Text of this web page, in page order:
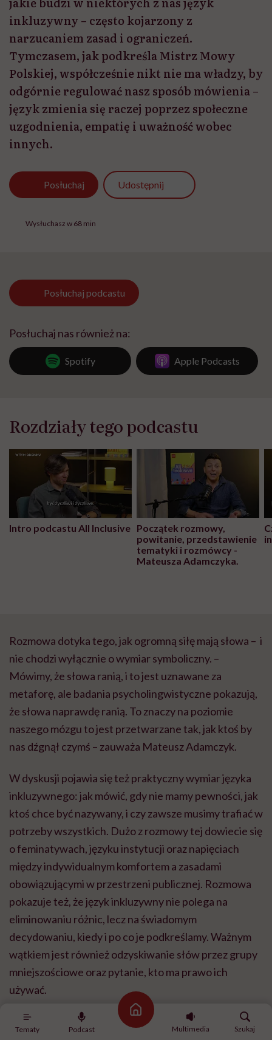
Tematy Podcast
Strona główna
Multimedia
Szukaj
inkluzywny – często kojarzony z
narzucaniem zasad i ograniczeń.
Tymczasem, jak podkreśla Mistrz Mowy
Polskiej, współcześnie nikt nie ma władzy, by
odgórnie regulować nasz sposób mówienia –
język zmienia się raczej poprzez społeczne
uzgodnienia, empatię i uważność wobec
innych.
Posłuchaj Udostępnij
Wysłuchasz w 68 min
Posłuchaj podcastu
Posłuchaj nas również na:
Spotify Apple Podcasts
Rozdziały tego podcastu
Intro podcastu All Inclusive Początek rozmowy,
powitanie, przedstawienie
tematyki i rozmówcy -
Mateusza Adamczyka.
Rozmowa dotyka tego, jak ogromną siłę mają słowa – i
nie chodzi wyłącznie o wymiar symboliczny. –
Mówimy, że słowa ranią, i to jest uznawane za
metaforę, ale badania psycholingwistyczne pokazują,
że słowa naprawdę ranią. To znaczy na poziomie
naszego mózgu to jest przetwarzane tak, jak ktoś by
nas dźgnął czymś – zauważa Mateusz Adamczyk.
W dyskusji pojawia się też praktyczny wymiar języka
inkluzywnego: jak mówić, gdy nie mamy pewności, jak
ktoś chce być nazywany, i czy zawsze musimy trafiać w
potrzeby wszystkich. Dużo z rozmowy tej dowiecie się
o feminatywach, języku instytucji oraz napięciach
między indywidualnym komfortem a zasadami
obowiązującymi w przestrzeni publicznej. Rozmowa
pokazuje też, że język inkluzywny nie polega na
eliminowaniu różnic, lecz na świadomym
decydowaniu, kiedy i po co je podkreślamy. Ważnym
wątkiem jest również odzyskiwanie słów przez grupy
mniejszościowe oraz pytanie, kto ma prawo ich
używać.
Nie zabrakło refleksji o granicach żartów,